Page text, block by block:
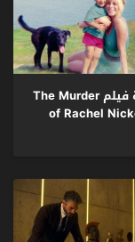
مشاهدة فيلم The Murder
of Rachel